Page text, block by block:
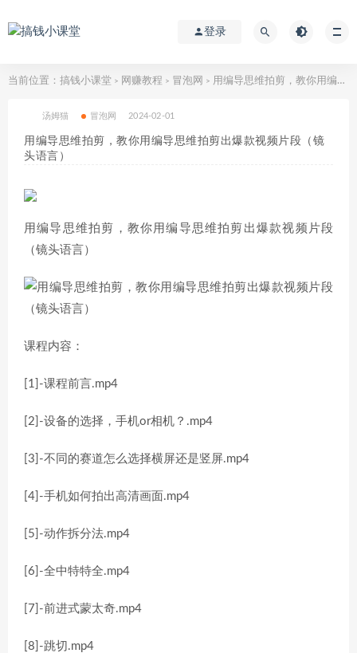
登录
当前位置： 搞钱小课堂 > 网赚教程 > 冒泡网 > 用编导思维拍剪，教你用编导思维拍剪出爆款视频片段（镜头语言）
汤姆猫 冒泡网 2024-02-01
用编导思维拍剪，教你用编导思维拍剪出爆款视频片段（镜
头语言）
用编导思维拍剪，教你用编导思维拍剪出爆款视频片段
（镜头语言）
课程内容：
[1]-课程前言.mp4
[2]-设备的选择，手机or相机？.mp4
[3]-不同的赛道怎么选择横屏还是竖屏.mp4
[4]-手机如何拍出高清画面.mp4
[5]-动作拆分法.mp4
[6]-全中特特全.mp4
[7]-前进式蒙太奇.mp4
[8]-跳切.mp4